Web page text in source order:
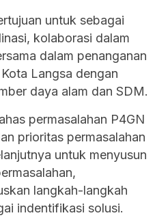
untuk sebagai
kolaborasi dalam
dalam penanganan
Langsa dengan
daya alam dan SDM.
permasalahan P4GN
prioritas permasalahan
untuk menyusun
langkah-langkah
indentifikasi solusi.